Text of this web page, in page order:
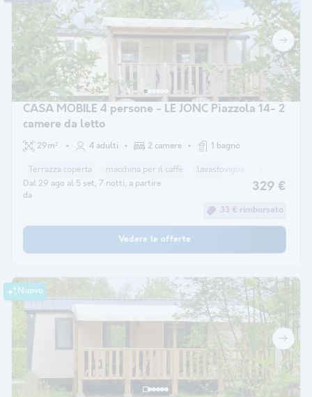
CASA MOBILE 4 persone - LE JONC Piazzola 14- 2
camere da letto
29m² 4 adulti 2 camere 1 bagno
Terrazza coperta macchina per il caffè lavastoviglie
Dal 29 ago al 5 set, 7 notti, a partire
da
329 €
33 € rimborsato
Vedere le offerte
Nuovo